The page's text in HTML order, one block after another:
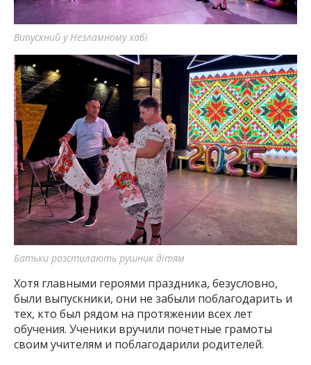
Випускний у Незламному хабі
Батьки розстилають рушник дітям
Хотя главными героями праздника, безусловно,
были выпускники, они не забыли поблагодарить и
тех, кто был рядом на протяжении всех лет
обучения. Ученики вручили почетные грамоты
своим учителям и поблагодарили родителей.